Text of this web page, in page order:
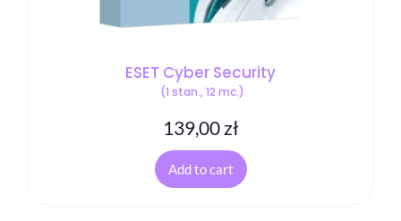
ESET Cyber Security
(1 stan., 12 mc.)
139,00 zł
Add to cart